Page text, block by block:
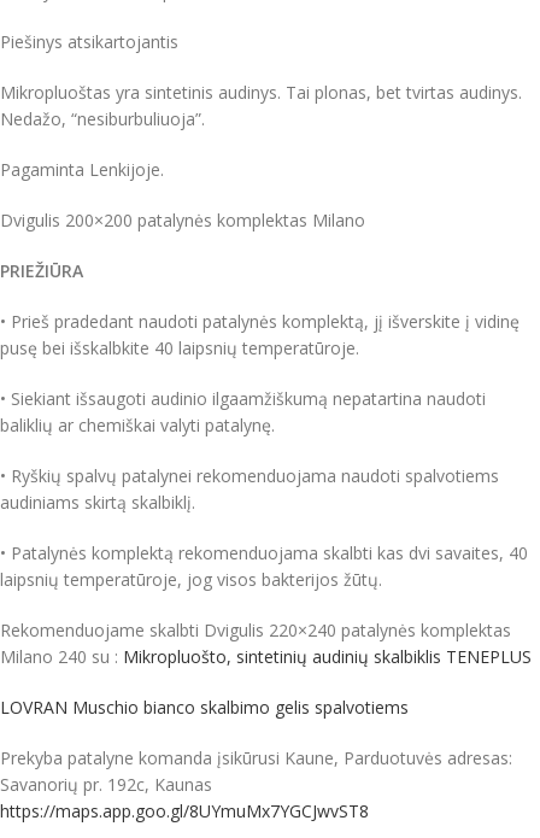
Piešinys atsikartojantis
Mikropluoštas yra sintetinis audinys. Tai plonas, bet tvirtas audinys.
Nedažo, “nesiburbuliuoja”.
Pagaminta Lenkijoje.
Dvigulis 200×200 patalynės komplektas Milano
PRIEŽIŪRA
• Prieš pradedant naudoti patalynės komplektą, jį išverskite į vidinę
pusę bei išskalbkite 40 laipsnių temperatūroje.
• Siekiant išsaugoti audinio ilgaamžiškumą nepatartina naudoti
baliklių ar chemiškai valyti patalynę.
• Ryškių spalvų patalynei rekomenduojama naudoti spalvotiems
audiniams skirtą skalbiklį.
• Patalynės komplektą rekomenduojama skalbti kas dvi savaites, 40
laipsnių temperatūroje, jog visos bakterijos žūtų.
Rekomenduojame skalbti Dvigulis 220×240 patalynės komplektas
Milano 240 su : Mikropluošto, sintetinių audinių skalbiklis TENEPLUS
LOVRAN Muschio bianco skalbimo gelis spalvotiems
Prekyba patalyne komanda įsikūrusi Kaune, Parduotuvės adresas:
Savanorių pr. 192c, Kaunas
https://maps.app.goo.gl/8UYmuMx7YGCJwvST8